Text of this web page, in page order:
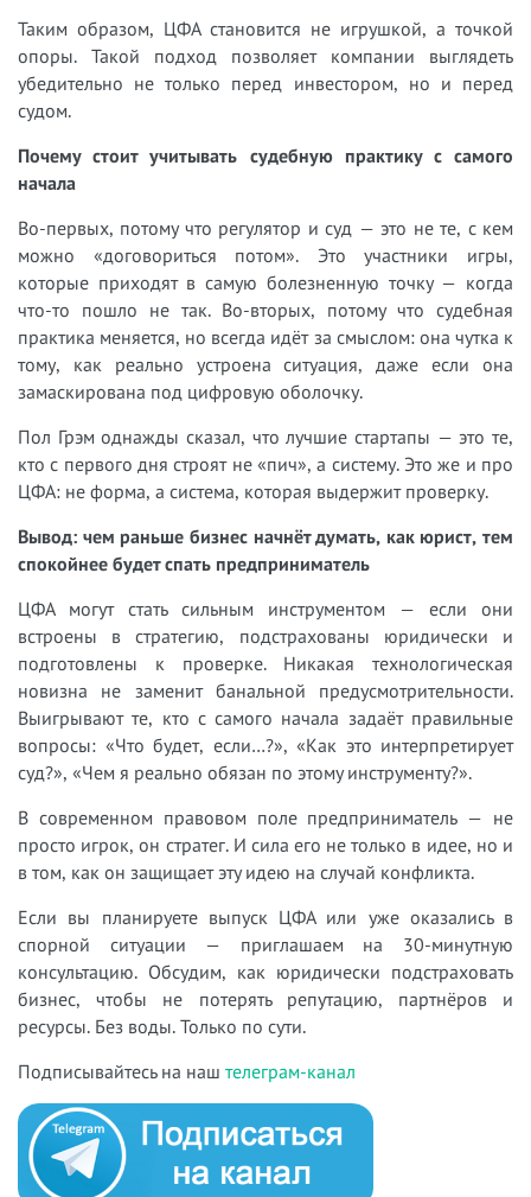
Таким образом, ЦФА становится не игрушкой, а точкой
опоры. Такой подход позволяет компании выглядеть
убедительно не только перед инвестором, но и перед
судом.
Почему стоит учитывать судебную практику с самого
начала
Во-первых, потому что регулятор и суд — это не те, с кем
можно «договориться потом». Это участники игры,
которые приходят в самую болезненную точку — когда
что-то пошло не так. Во-вторых, потому что судебная
практика меняется, но всегда идёт за смыслом: она чутка к
тому, как реально устроена ситуация, даже если она
замаскирована под цифровую оболочку.
Пол Грэм однажды сказал, что лучшие стартапы — это те,
кто с первого дня строят не «пич», а систему. Это же и про
ЦФА: не форма, а система, которая выдержит проверку.
Вывод: чем раньше бизнес начнёт думать, как юрист, тем
спокойнее будет спать предприниматель
ЦФА могут стать сильным инструментом — если они
встроены в стратегию, подстрахованы юридически и
подготовлены к проверке. Никакая технологическая
новизна не заменит банальной предусмотрительности.
Выигрывают те, кто с самого начала задаёт правильные
вопросы: «Что будет, если…?», «Как это интерпретирует
суд?», «Чем я реально обязан по этому инструменту?».
В современном правовом поле предприниматель — не
просто игрок, он стратег. И сила его не только в идее, но и
в том, как он защищает эту идею на случай конфликта.
Если вы планируете выпуск ЦФА или уже оказались в
спорной ситуации — приглашаем на 30-минутную
консультацию. Обсудим, как юридически подстраховать
бизнес, чтобы не потерять репутацию, партнёров и
ресурсы. Без воды. Только по сути.
Подписывайтесь на наш телеграм-канал